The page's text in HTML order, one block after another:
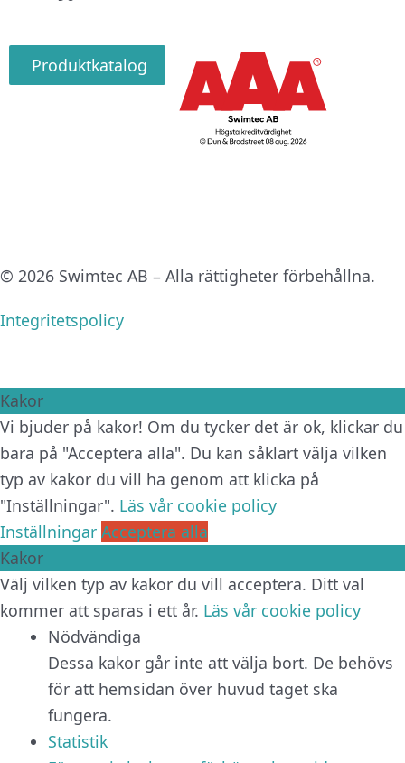
Produktkatalog
© 2026 Swimtec AB – Alla rättigheter förbehållna.
Integritetspolicy
Kakor
Vi bjuder på kakor! Om du tycker det är ok, klickar du
bara på "Acceptera alla". Du kan såklart välja vilken
typ av kakor du vill ha genom att klicka på
"Inställningar". Läs vår cookie policy
Inställningar Acceptera alla
Kakor
Välj vilken typ av kakor du vill acceptera. Ditt val
kommer att sparas i ett år. Läs vår cookie policy
Nödvändiga
Dessa kakor går inte att välja bort. De behövs
för att hemsidan över huvud taget ska
fungera.
Statistik